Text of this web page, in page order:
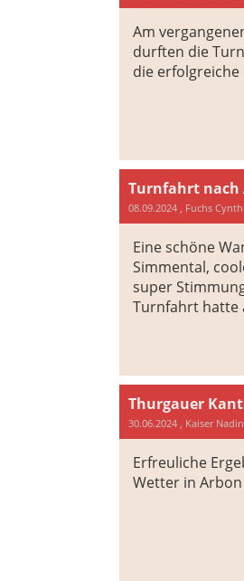
Am
durften die
die erfolgreiche
Turnfahrt nach
08.09.2024 , Fuchs
Eine schöne
Simmental,
super
Turnfahrt hatte
Thurgauer
30.06.2024 , Kaiser
Erfreuliche
Wetter in Arbon